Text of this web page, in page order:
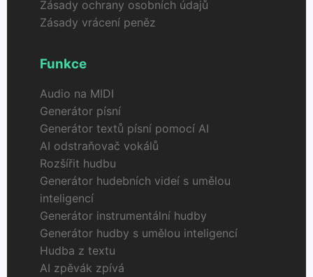
Zásady ochrany osobních údajů
Zásady vrácení peněz
Funkce
Audio na MIDI
Generátor písní
Generátor textů písní pomocí AI
AI odstraňovač vokálů
Rozšířit hudbu
Generátor hudebních videí s umělou
inteligencí
Generátor instrumentální hudby
Generátor hudby s umělou inteligencí
Hudba z textu
AI zpěvák zpívá